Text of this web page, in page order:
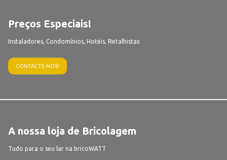
Preços Especiais!
Instaladores, Condomínios, Hotéis, Retalhistas
CONTACTE-NOS!
A nossa loja de Bricolagem
Tudo para o seu lar na bricoWATT